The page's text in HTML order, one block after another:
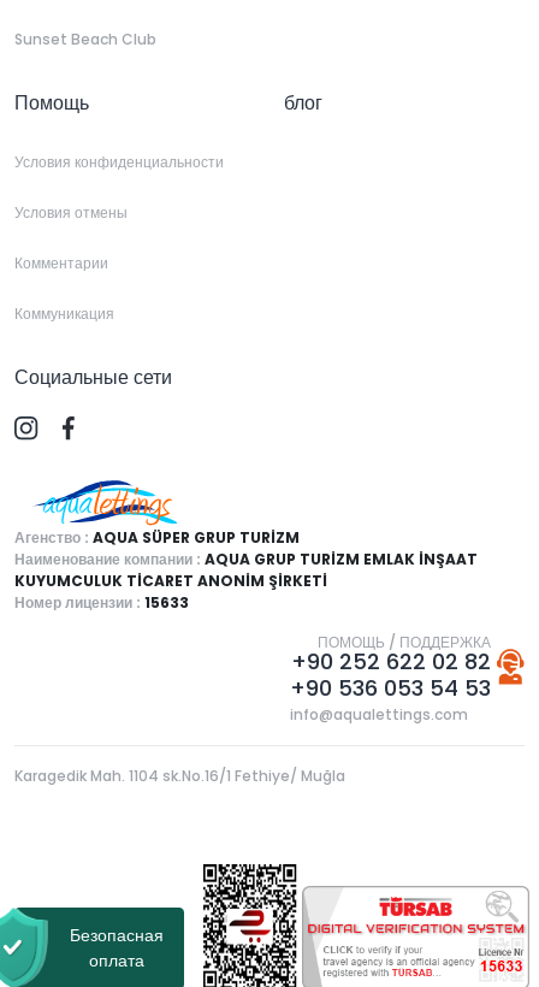
Sunset Beach Club
Помощь
Условия конфиденциальности
Условия отмены
Комментарии
Коммуникация
блог
Социальные сети
Агенство : AQUA SÜPER GRUP TURİZM
Наименование компании : AQUA GRUP TURİZM EMLAK İNŞAAT
KUYUMCULUK TİCARET ANONİM ŞİRKETİ
Номер лицензии : 15633
ПОМОЩЬ / ПОДДЕРЖКА
+90 252 622 02 82
+90 536 053 54 53
info@aqualettings.com
Karagedik Mah. 1104 sk.No.16/1 Fethiye/ Muğla
Безопасная
оплата